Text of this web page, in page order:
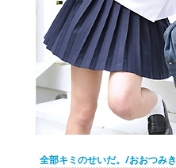
全部キミのせいだ。/おおつみき